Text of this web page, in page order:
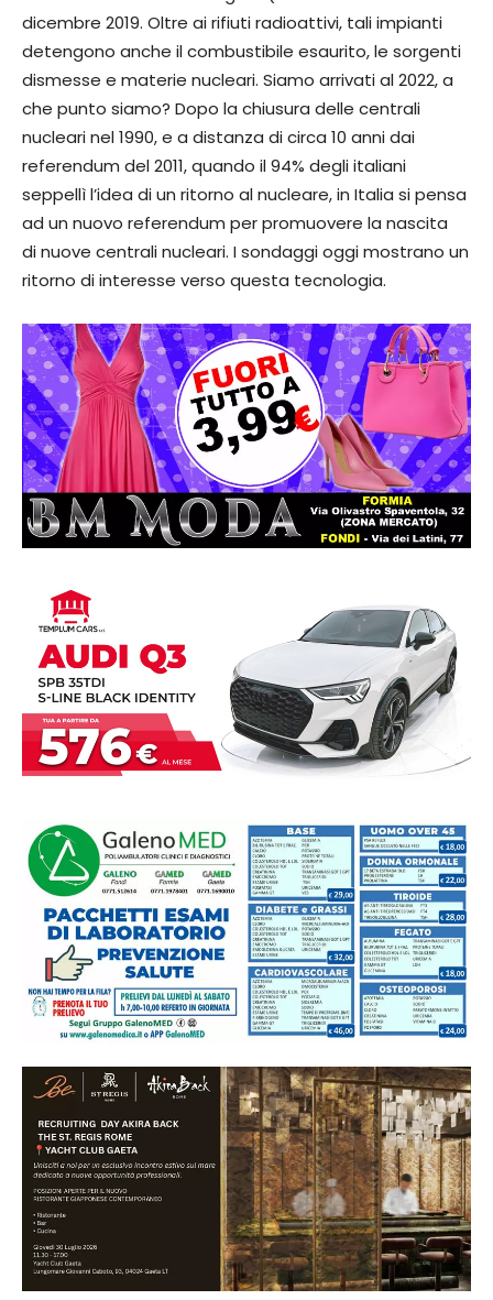
dicembre 2019. Oltre ai rifiuti radioattivi, tali impianti
detengono anche il combustibile esaurito, le sorgenti
dismesse e materie nucleari. Siamo arrivati al 2022, a
che punto siamo? Dopo la chiusura delle centrali
nucleari nel 1990, e a distanza di circa 10 anni dai
referendum del 2011, quando il 94% degli italiani
seppellì l’idea di un ritorno al nucleare, in Italia si pensa
ad un nuovo referendum per promuovere la nascita
di nuove centrali nucleari. I sondaggi oggi mostrano un
ritorno di interesse verso questa tecnologia.